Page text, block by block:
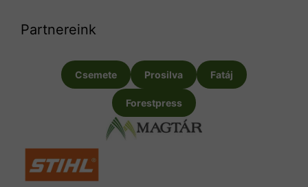
Partnereink
Csemete Prosilva Fatáj
Forestpress